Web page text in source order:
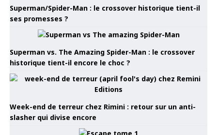
Superman/Spider-Man : le crossover historique tient-il
ses promesses ?
Superman vs. The Amazing Spider-Man : le crossover
historique tient-il encore le choc ?
Week-end de terreur chez Rimini : retour sur un anti-
slasher qui divise encore